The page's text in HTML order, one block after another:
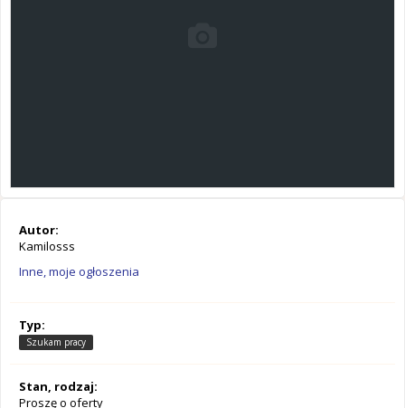
Autor:
Kamilosss
Inne, moje ogłoszenia
Typ:
Szukam pracy
Stan, rodzaj:
Proszę o oferty